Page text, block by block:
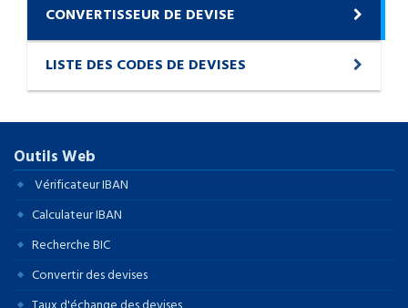
CONVERTISSEUR DE DEVISE
LISTE DES CODES DE DEVISES
Outils Web
Vérificateur IBAN
Calculateur IBAN
Recherche BIC
Convertir des devises